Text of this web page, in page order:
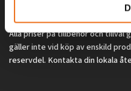
Alla priser på tillbehör och tillval
gäller inte vid köp av enskild
reservdel. Kontakta din lokala